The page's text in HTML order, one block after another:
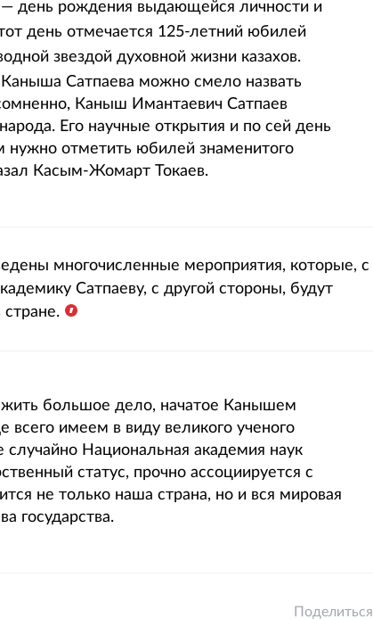
— день рождения выдающейся личности и
день отмечается 125-летний юбилей
звездой духовной жизни казахов.
Сатпаева можно смело назвать
Каныш Имантаевич Сатпаев
Его научные открытия и по сей день
нужно отметить юбилей знаменитого
Касым-Жомарт Токаев.
многочисленные мероприятия, которые, с
Сатпаеву, с другой стороны, будут
большое дело, начатое Канышем
имеем в виду великого ученого
Национальная академия наук
статус, прочно ассоциируется с
не только наша страна, но и вся мировая
государства.
Поделиться